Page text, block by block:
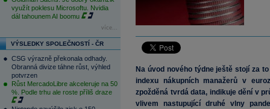
využít poklesu Microsoftu. Nvidia
dál tahounem AI boomu
více...
VÝSLEDKY SPOLEČNOSTÍ - ČR
CSG výrazně překonala odhady.
Obranná divize táhne růst, výhled
potvrzen
Růst MercadoLibre akceleruje na 50
%. Podle trhu ale roste příliš draze
Na úvod nového týdne ještě stojí za
indexu nákupních manažerů v
zpožděná tvrdá data, indikuje dění v
vlivem nastupující druhé vlny